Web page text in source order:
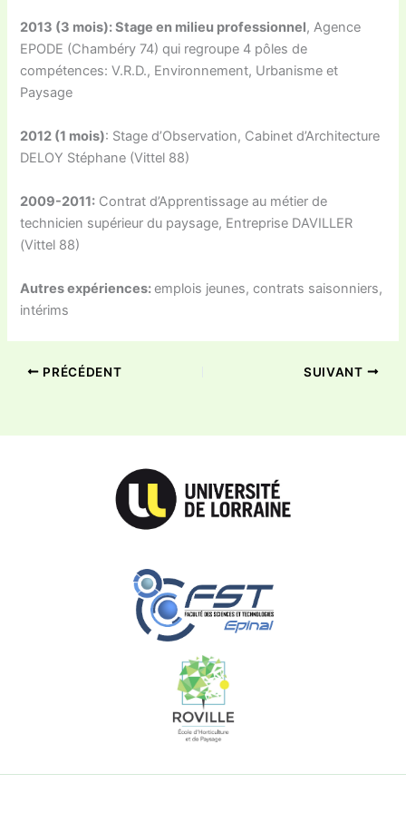
2013 (3 mois):Stage en milieu professionnel, Agence
EPODE (Chambéry 74) qui regroupe 4 pôles de
compétences: V.R.D., Environnement, Urbanisme et
Paysage
2012 (1 mois): Stage d’Observation, Cabinet d’Architecture
DELOY Stéphane (Vittel 88)
2009-2011: Contrat d’Apprentissage au métier de
technicien supérieur du paysage, Entreprise DAVILLER
(Vittel 88)
Autres expériences:emplois jeunes, contrats saisonniers,
intérims
PRÉCÉDENT SUIVANT